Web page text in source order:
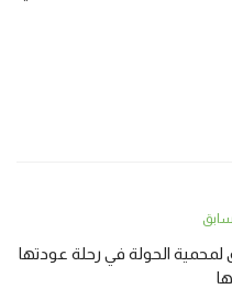
الحولة في رحلة عودتها